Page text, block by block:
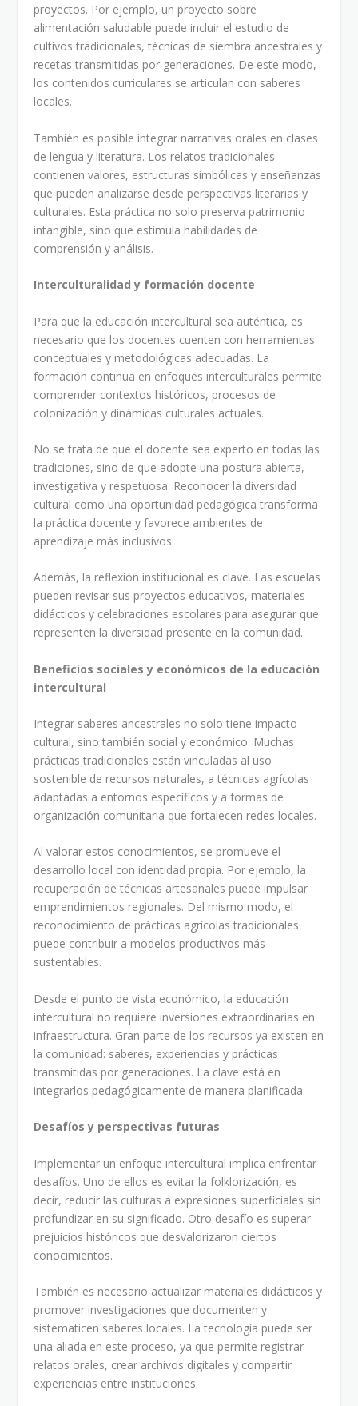
proyectos. Por ejemplo, un proyecto sobre
alimentación saludable puede incluir el estudio de
cultivos tradicionales, técnicas de siembra ancestrales y
recetas transmitidas por generaciones. De este modo,
los contenidos curriculares se articulan con saberes
locales.
También es posible integrar narrativas orales en clases
de lengua y literatura. Los relatos tradicionales
contienen valores, estructuras simbólicas y enseñanzas
que pueden analizarse desde perspectivas literarias y
culturales. Esta práctica no solo preserva patrimonio
intangible, sino que estimula habilidades de
comprensión y análisis.
Interculturalidad y formación docente
Para que la educación intercultural sea auténtica, es
necesario que los docentes cuenten con herramientas
conceptuales y metodológicas adecuadas. La
formación continua en enfoques interculturales permite
comprender contextos históricos, procesos de
colonización y dinámicas culturales actuales.
No se trata de que el docente sea experto en todas las
tradiciones, sino de que adopte una postura abierta,
investigativa y respetuosa. Reconocer la diversidad
cultural como una oportunidad pedagógica transforma
la práctica docente y favorece ambientes de
aprendizaje más inclusivos.
Además, la reflexión institucional es clave. Las escuelas
pueden revisar sus proyectos educativos, materiales
didácticos y celebraciones escolares para asegurar que
representen la diversidad presente en la comunidad.
Beneficios sociales y económicos de la educación
intercultural
Integrar saberes ancestrales no solo tiene impacto
cultural, sino también social y económico. Muchas
prácticas tradicionales están vinculadas al uso
sostenible de recursos naturales, a técnicas agrícolas
adaptadas a entornos específicos y a formas de
organización comunitaria que fortalecen redes locales.
Al valorar estos conocimientos, se promueve el
desarrollo local con identidad propia. Por ejemplo, la
recuperación de técnicas artesanales puede impulsar
emprendimientos regionales. Del mismo modo, el
reconocimiento de prácticas agrícolas tradicionales
puede contribuir a modelos productivos más
sustentables.
Desde el punto de vista económico, la educación
intercultural no requiere inversiones extraordinarias en
infraestructura. Gran parte de los recursos ya existen en
la comunidad: saberes, experiencias y prácticas
transmitidas por generaciones. La clave está en
integrarlos pedagógicamente de manera planificada.
Desafíos y perspectivas futuras
Implementar un enfoque intercultural implica enfrentar
desafíos. Uno de ellos es evitar la folklorización, es
decir, reducir las culturas a expresiones superficiales sin
profundizar en su significado. Otro desafío es superar
prejuicios históricos que desvalorizaron ciertos
conocimientos.
También es necesario actualizar materiales didácticos y
promover investigaciones que documenten y
sistematicen saberes locales. La tecnología puede ser
una aliada en este proceso, ya que permite registrar
relatos orales, crear archivos digitales y compartir
experiencias entre instituciones.